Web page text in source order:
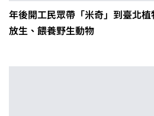
年後開工民眾帶「米奇」到臺北
放生、餵養野生動物